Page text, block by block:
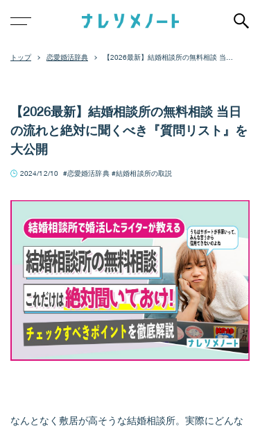
恋愛婚活辞典
【2026最新】結婚相談所の無料相談 当日
【2026最新】結婚相談所の無料相談 当日
の流れと絶対に聞くべき『質問リスト』を
大公開
2024/12/10 恋愛婚活辞典 結婚相談所の取説
なんとなく敷居が高そうな結婚相談所。実際にどんな